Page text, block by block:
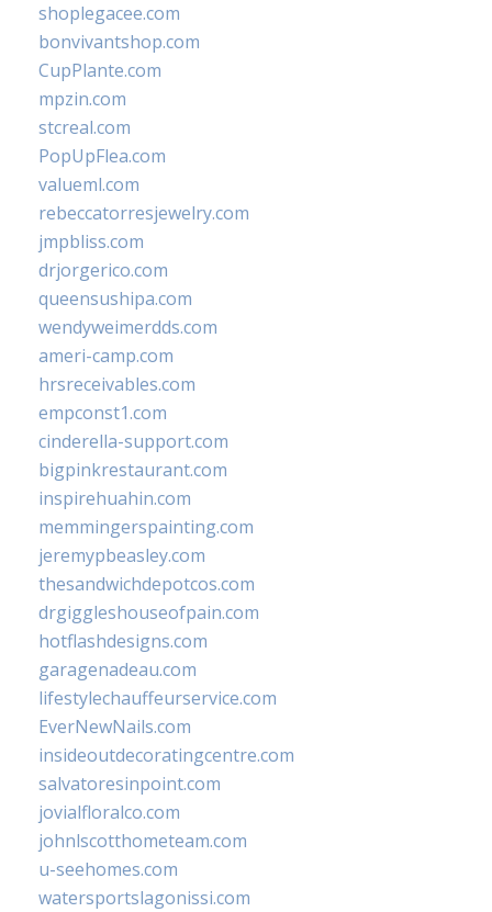
shoplegacee.com
bonvivantshop.com
CupPlante.com
mpzin.com
stcreal.com
PopUpFlea.com
valueml.com
rebeccatorresjewelry.com
jmpbliss.com
drjorgerico.com
queensushipa.com
wendyweimerdds.com
ameri-camp.com
hrsreceivables.com
empconst1.com
cinderella-support.com
bigpinkrestaurant.com
inspirehuahin.com
memmingerspainting.com
jeremypbeasley.com
thesandwichdepotcos.com
drgiggleshouseofpain.com
hotflashdesigns.com
garagenadeau.com
lifestylechauffeurservice.com
EverNewNails.com
insideoutdecoratingcentre.com
salvatoresinpoint.com
jovialfloralco.com
johnlscotthometeam.com
u-seehomes.com
watersportslagonissi.com